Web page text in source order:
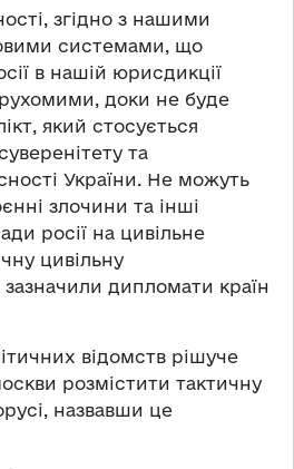
згідно з нашими
системами, що
в нашій юрисдикції
доки не буде
який стосується
та
України. Не можуть
злочини та інші
росії на цивільне
цивільну
дипломати країн
відомств рішуче
розмістити тактичну
назвавши це